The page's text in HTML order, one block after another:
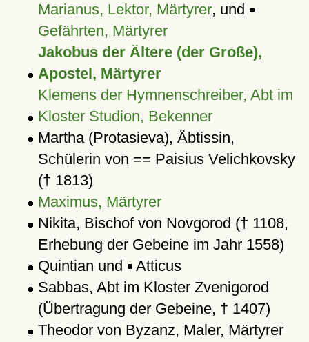
Marianus, Lektor, Märtyrer, und
Gefährten, Märtyrer
Jakobus der Ältere (der Große),
Apostel, Märtyrer
Klemens der Hymnenschreiber, Abt im
Kloster Studion, Bekenner
Martha (Protasieva), Äbtissin,
Schülerin von == Paisius Velichkovsky
(† 1813)
Maximus, Märtyrer
Nikita, Bischof von Novgorod († 1108,
Erhebung der Gebeine im Jahr 1558)
Quintian und Atticus
Sabbas, Abt im Kloster Zvenigorod
(Übertragung der Gebeine, † 1407)
Theodor von Byzanz, Maler, Märtyrer